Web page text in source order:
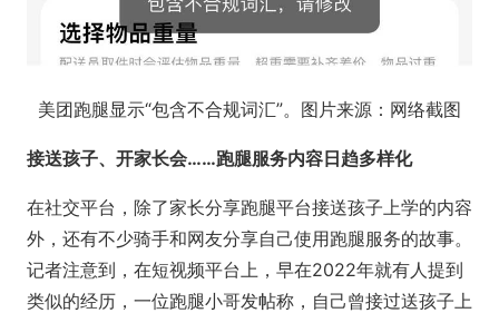
美团跑腿显示“包含不合规词汇”。图片来源：网络截图
接送孩子、开家长会……跑腿服务内容日趋多样化
在社交平台，除了家长分享跑腿平台接送孩子上学的内容
外，还有不少骑手和网友分享自己使用跑腿服务的故事。
记者注意到，在短视频平台上，早在2022年就有人提到
类似的经历，一位跑腿小哥发帖称，自己曾接过送孩子上